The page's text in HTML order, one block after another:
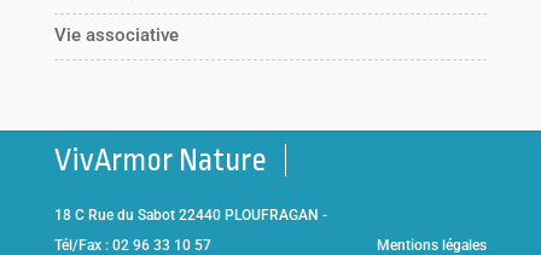
Vie associative
VivArmor Nature
18 C Rue du Sabot 22440 PLOUFRAGAN -
Tél/Fax : 02 96 33 10 57
Mentions légales